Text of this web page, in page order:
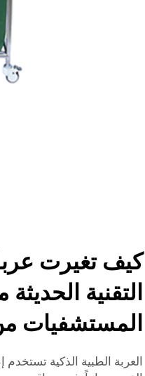
كيف تغيرت
التقنية
المستشفيات من
العربة الطبية الذكية تستخدم